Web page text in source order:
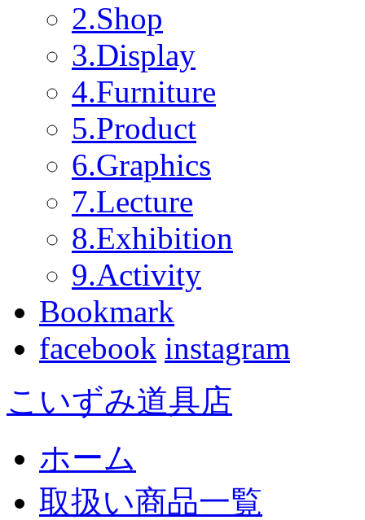
2.Shop
3.Display
4.Furniture
5.Product
6.Graphics
7.Lecture
8.Exhibition
9.Activity
Bookmark
facebook instagram
こいずみ道具店
ホーム
取扱い商品一覧